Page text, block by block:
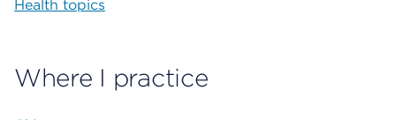
Health topics
Where I practice